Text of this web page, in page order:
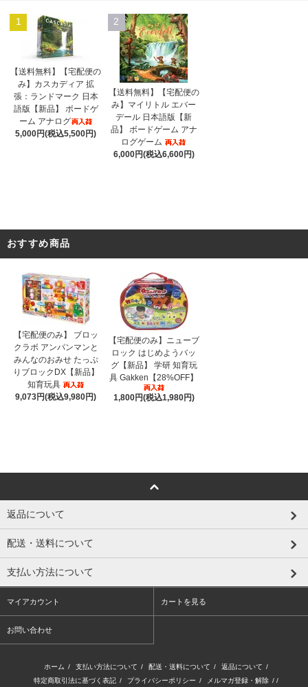
1
【送料無料】【宅配便の
み】カスカディア 拡
張：ランドマーク 日本
語版【新品】 ボードゲ
ーム アナログ
5,000円(税込5,500円)
2
【送料無料】【宅配便の
み】マイリトル エバー
デール 日本語版【新
品】 ボードゲーム アナ
ログゲーム
6,000円(税込6,600円)
おすすめ商品
【宅配便のみ】 ブロッ
クラボ アンパンマンと
みんなのおみせ たっぷ
りブロックDX【新品】
知育玩具
9,073円(税込9,980円)
【宅配便のみ】ニューブ
ロック はじめようバッ
グ【新品】 学研 知育玩
具 Gakken【28%OFF】
1,800円(税込1,980円)
返品について
配送・送料について
支払い方法について
マイアカウント カートを見る
お問い合わせ
ホーム / 支払い方法について / 配送・送料について / 返品について /
特定商取引法に基づく表記 / プライバシーポリシー / メルマガ登録・解除 / /